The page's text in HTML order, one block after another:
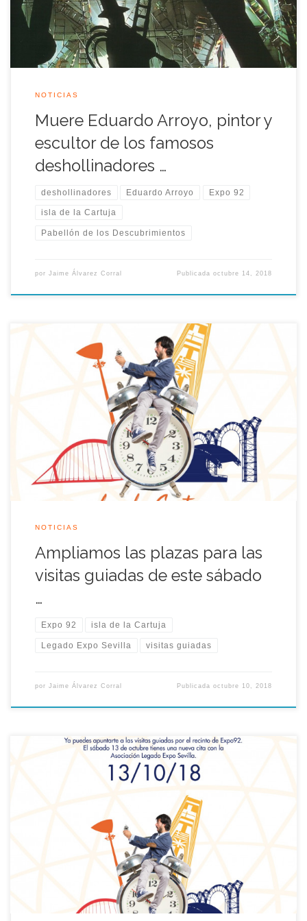
nació en Madrid el 26 de febrero de […]
NOTICIAS
Muere Eduardo Arroyo, pintor y
escultor de los famosos
deshollinadores …
deshollinadores Eduardo Arroyo Expo 92
isla de la Cartuja
Pabellón de los Descubrimientos
por Jaime Álvarez Corral Publicadaoctubre 14, 2018
Gracias a la buena acogida que han tenido las reservas de
entradas para las próximas visitas guiadas por el legado de la
Muestra Universal que se celebraran el próximo sábado 13 de
octubre, ampliamos con dos grupos más a las 11:15 y 12:00.
Recuerda que son plazas limitadas, los niños […]
NOTICIAS
Ampliamos las plazas para las
visitas guiadas de este sábado
…
Expo 92 isla de la Cartuja
Legado Expo Sevilla visitas guiadas
por Jaime Álvarez Corral Publicadaoctubre 10, 2018
Desde la Asociación Legado Expo queremos invitarte a las ya
tradicionales visitas guiadas por el legado de la Exposición
Universal de 1992, con el motivo de los 26 años de la clausura